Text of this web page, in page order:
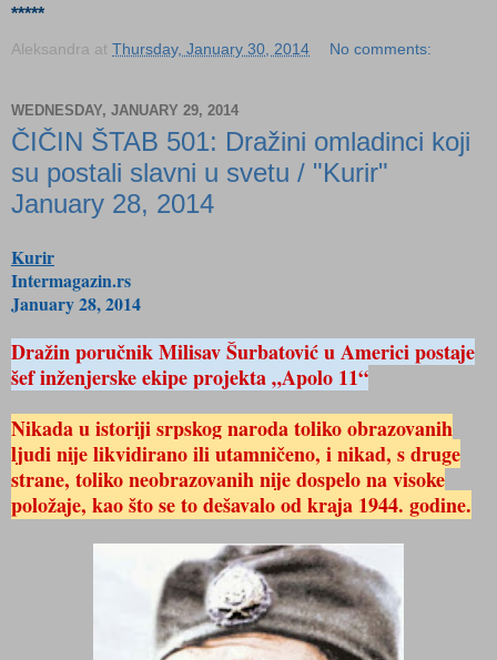
*****
Aleksandra at Thursday, January 30, 2014 No comments:
WEDNESDAY, JANUARY 29, 2014
ČIČIN ŠTAB 501: Dražini omladinci koji
su postali slavni u svetu / "Kurir"
January 28, 2014
Kurir
Intermagazin.rs
January 28, 2014
Dražin poručnik Milisav Šurbatović u Americi postaje
šef inženjerske ekipe projekta „Apolo 11“
Nikada u istoriji srpskog naroda toliko obrazovanih
ljudi nije likvidirano ili utamničeno, i nikad, s druge
strane, toliko neobrazovanih nije dospelo na visoke
položaje, kao što se to dešavalo od kraja 1944. godine.